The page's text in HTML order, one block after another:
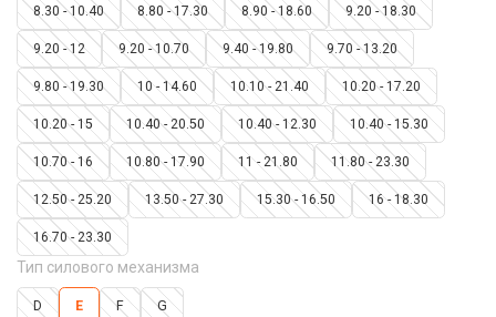
8.30 - 10.40 8.80 - 17.30 8.90 - 18.60 9.20 - 18.30
9.20 - 12 9.20 - 10.70 9.40 - 19.80 9.70 - 13.20
9.80 - 19.30 10 - 14.60 10.10 - 21.40 10.20 - 17.20
10.20 - 15 10.40 - 20.50 10.40 - 12.30 10.40 - 15.30
10.70 - 16 10.80 - 17.90 11 - 21.80 11.80 - 23.30
12.50 - 25.20 13.50 - 27.30 15.30 - 16.50 16 - 18.30
16.70 - 23.30
Тип силового механизма
D E F G